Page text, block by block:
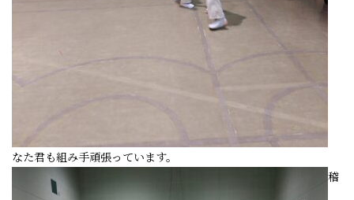
なた君も組み手頑張っています。
稽